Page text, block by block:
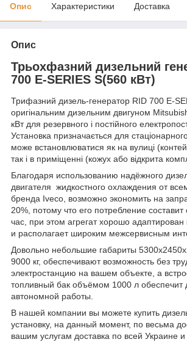
Опис Характеристики Доставка
Опис
Трьохфазний дизельний
700 E-SERIES S(560 кВт)
Трифазний дизель-генератор RID 700 E-
оригінальним дизельним двигуном
кВт для резервного і постійного
Установка призначається для
може встановлюватися як на вулиці
так і в приміщенні (кожух або відкрита
Благодаря использованию надёжного
двигателя жидкостного охлаждения от
бренда Iveco, возможно экономить на
20%, потому что его потребление
час, при этом агрегат хорошо
и располагает широким межсервисным
Довольно небольшие габариты
9000 кг, обеспечивают возможность без
электростанцию на вашем объекте, а
топливный бак объёмом 1000 л обеспечит
автономной работы.
В нашей компании вы можете купить
установку, на данный момент, по весьма
вашим услугам доставка по всей Украине